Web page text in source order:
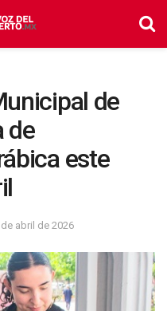
de
de
este
de abril de 2026